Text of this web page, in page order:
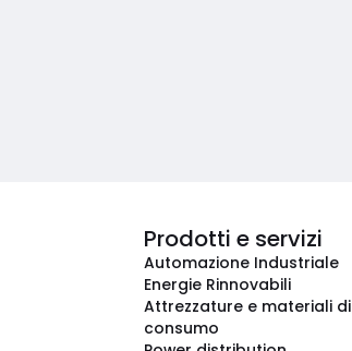
Prodotti e servizi
Automazione Industriale
Energie Rinnovabili
Attrezzature e materiali di
consumo